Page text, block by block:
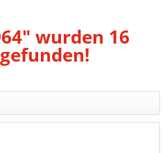
wurden 16